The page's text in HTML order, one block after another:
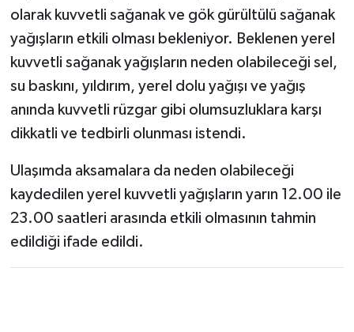
olarak kuvvetli sağanak ve gök gürültülü sağanak
yağışların etkili olması bekleniyor. Beklenen yerel
kuvvetli sağanak yağışların neden olabileceği sel,
su baskını, yıldırım, yerel dolu yağışı ve yağış
anında kuvvetli rüzgar gibi olumsuzluklara karşı
dikkatli ve tedbirli olunması istendi.
Ulaşımda aksamalara da neden olabileceği
kaydedilen yerel kuvvetli yağışların yarın 12.00 ile
23.00 saatleri arasında etkili olmasının tahmin
edildiği ifade edildi.